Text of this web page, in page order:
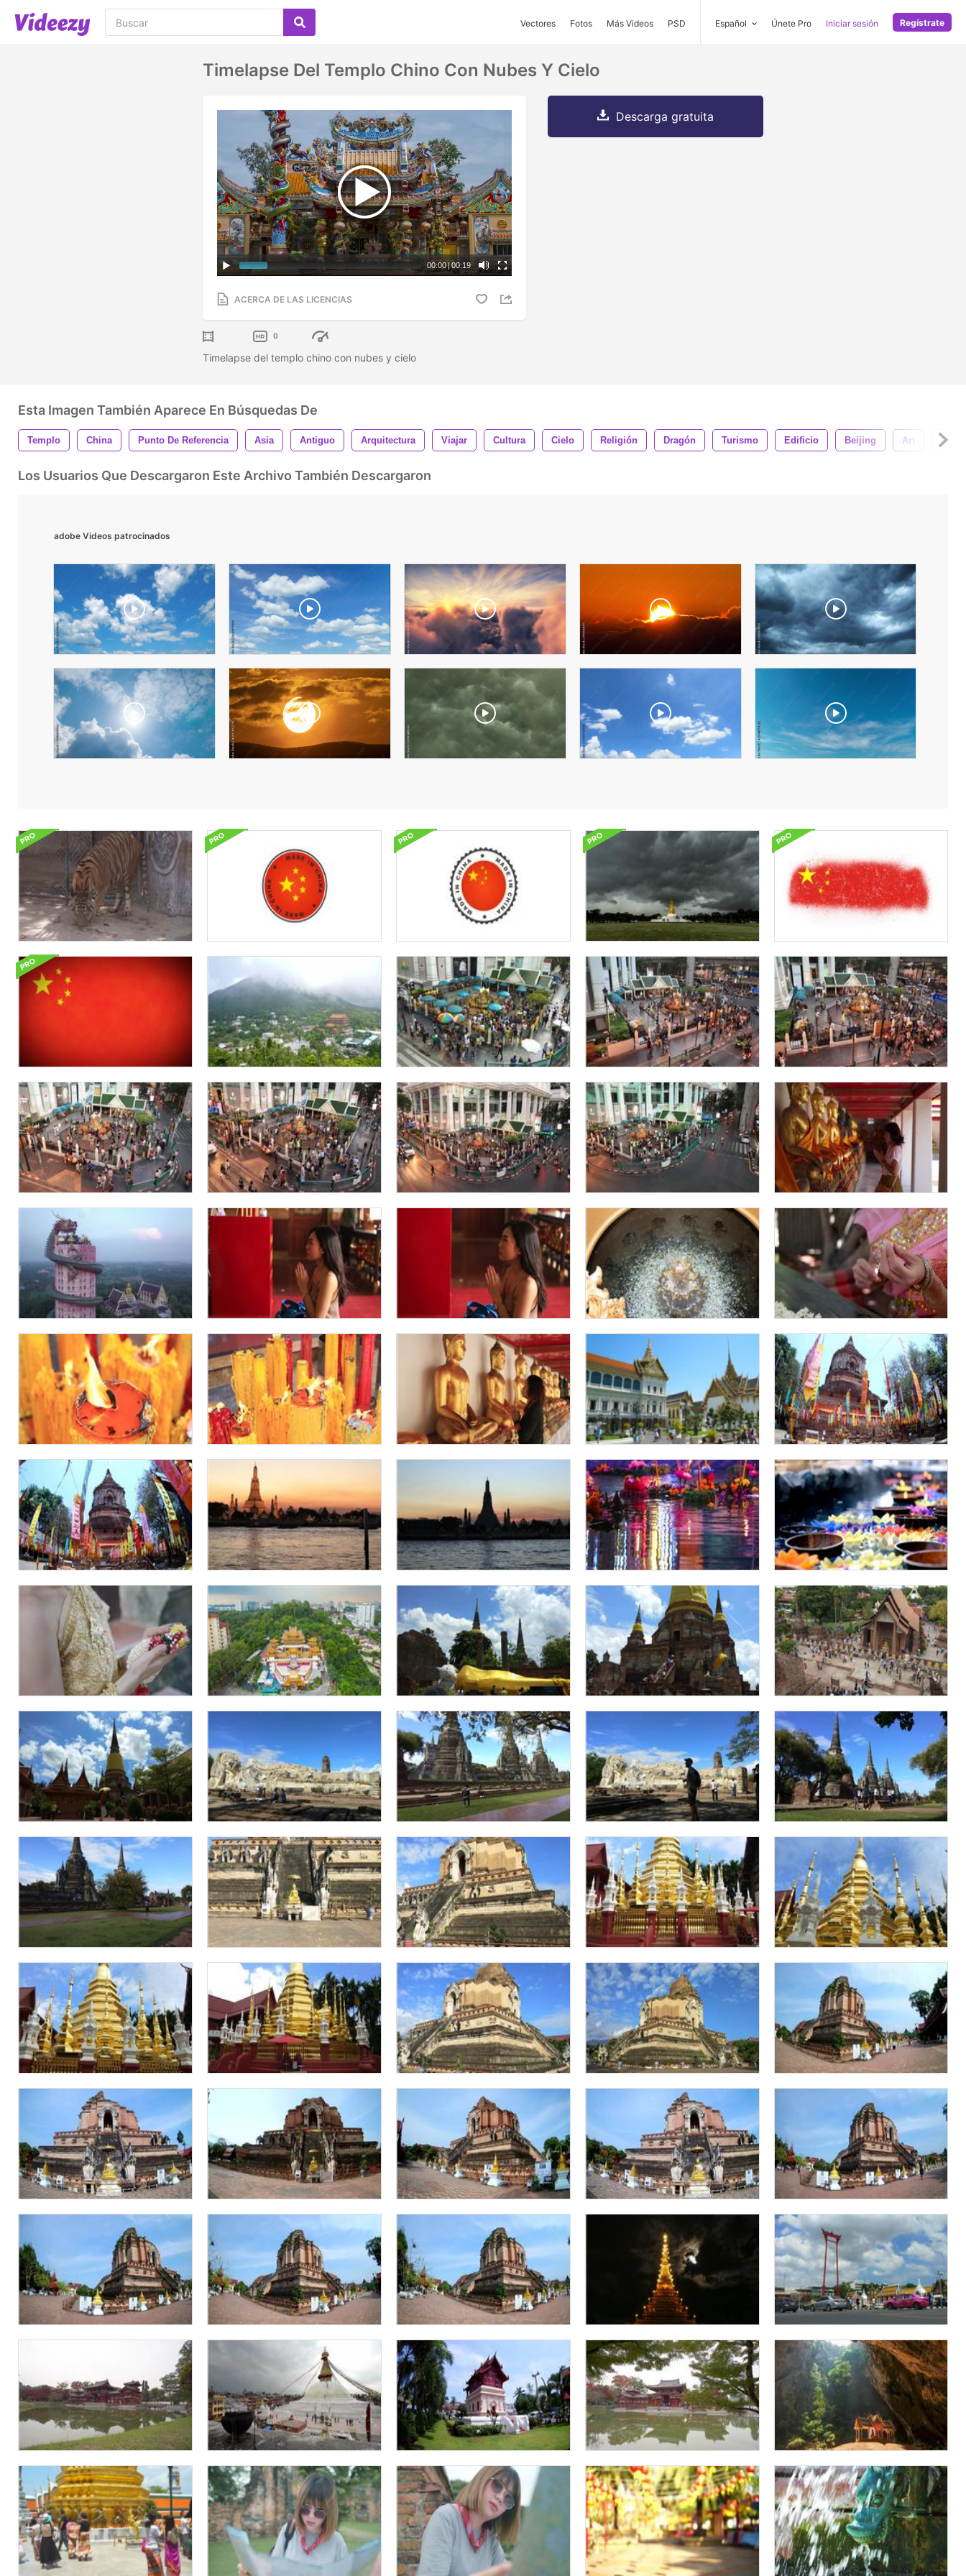
Vectores Fotos Más Videos PSD Español Únete Pro Iniciar sesión Regístrate
Timelapse Del Templo Chino Con Nubes Y Cielo
00:00|00:19
ACERCA DE LAS LICENCIAS
0
Timelapse del templo chino con nubes y cielo
Descarga gratuita
Esta Imagen También Aparece En Búsquedas De
Templo China Punto De Referencia Asia Antiguo Arquitectura Viajar Cultura Cielo Religión Dragón Turismo Edificio Beijing Art
Los Usuarios Que Descargaron Este Archivo También Descargaron
adobe Videos patrocinados